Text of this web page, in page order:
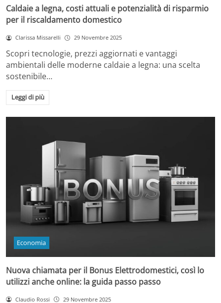
Caldaie a legna, costi attuali e potenzialità di risparmio
per il riscaldamento domestico
Clarissa Missarelli 29 Novembre 2025
Scopri tecnologie, prezzi aggiornati e vantaggi
ambientali delle moderne caldaie a legna: una scelta
sostenibile…
Leggi di più
Economia
Nuova chiamata per il Bonus Elettrodomestici, così lo
utilizzi anche online: la guida passo passo
Claudio Rossi 29 Novembre 2025